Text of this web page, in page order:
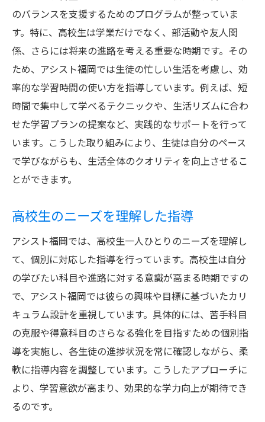
のバランスを支援するためのプログラムが整っていま
す。特に、高校生は学業だけでなく、部活動や友人関
係、さらには将来の進路を考える重要な時期です。その
ため、アシスト福岡では生徒の忙しい生活を考慮し、効
率的な学習時間の使い方を指導しています。例えば、短
時間で集中して学べるテクニックや、生活リズムに合わ
せた学習プランの提案など、実践的なサポートを行って
います。こうした取り組みにより、生徒は自分のペース
で学びながらも、生活全体のクオリティを向上させるこ
とができます。
高校生のニーズを理解した指導
アシスト福岡では、高校生一人ひとりのニーズを理解し
て、個別に対応した指導を行っています。高校生は自分
の学びたい科目や進路に対する意識が高まる時期ですの
で、アシスト福岡では彼らの興味や目標に基づいたカリ
キュラム設計を重視しています。具体的には、苦手科目
の克服や得意科目のさらなる強化を目指すための個別指
導を実施し、各生徒の進捗状況を常に確認しながら、柔
軟に指導内容を調整しています。こうしたアプローチに
より、学習意欲が高まり、効果的な学力向上が期待でき
るのです。